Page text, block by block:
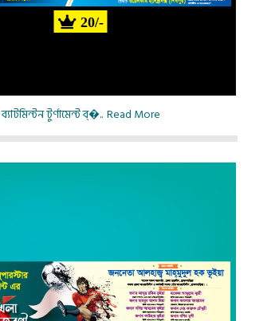
20/-
ব্যাটমিন্টন টুর্ণামেন্ট ব্�.. Read More